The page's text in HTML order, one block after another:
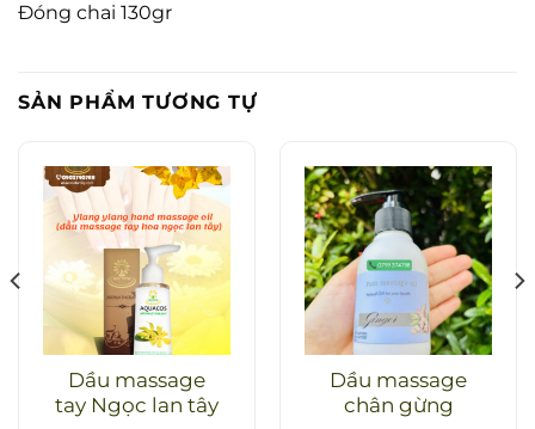
Đóng chai 130gr
SẢN PHẨM TƯƠNG TỰ
Dầu massage
tay Ngọc lan tây
Dầu massage
chân gừng